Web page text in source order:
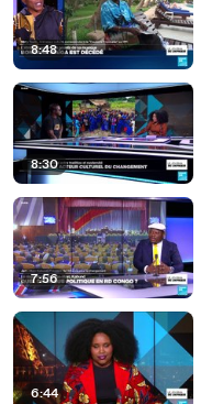
8:48
8:30
7:56
6:44